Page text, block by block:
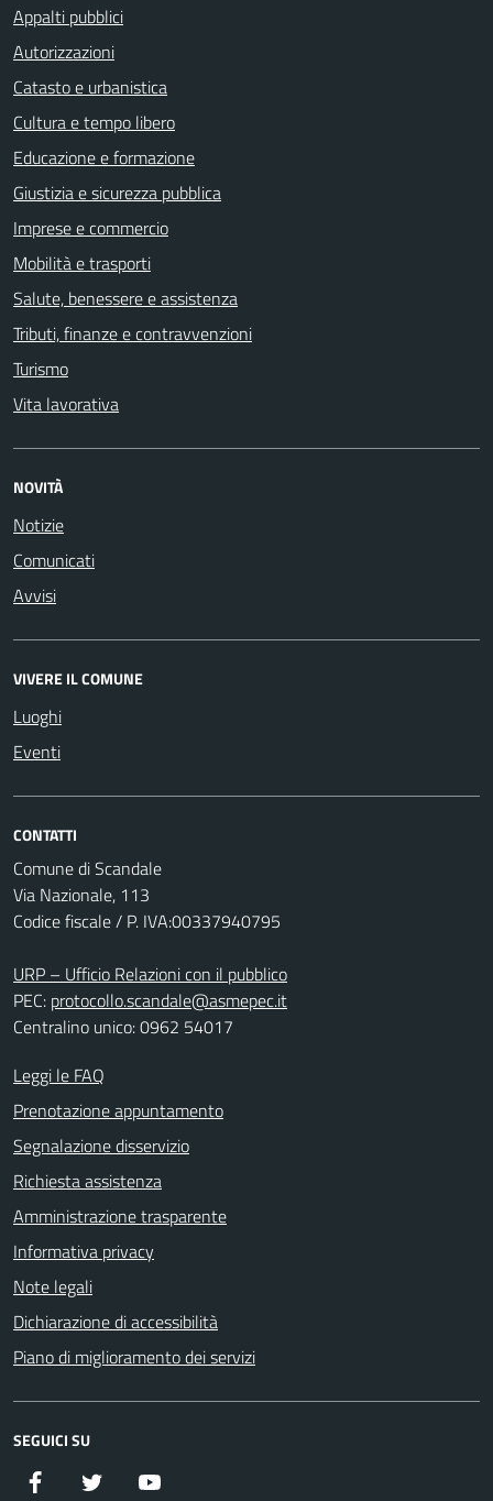
Appalti pubblici
Autorizzazioni
Catasto e urbanistica
Cultura e tempo libero
Educazione e formazione
Giustizia e sicurezza pubblica
Imprese e commercio
Mobilità e trasporti
Salute, benessere e assistenza
Tributi, finanze e contravvenzioni
Turismo
Vita lavorativa
NOVITÀ
Notizie
Comunicati
Avvisi
VIVERE IL COMUNE
Luoghi
Eventi
CONTATTI
Comune di Scandale
Via Nazionale, 113
Codice fiscale / P. IVA:00337940795
URP – Ufficio Relazioni con il pubblico
PEC: protocollo.scandale@asmepec.it
Centralino unico: 0962 54017
Leggi le FAQ
Prenotazione appuntamento
Segnalazione disservizio
Richiesta assistenza
Amministrazione trasparente
Informativa privacy
Note legali
Dichiarazione di accessibilità
Piano di miglioramento dei servizi
SEGUICI SU
Facebook Twitter